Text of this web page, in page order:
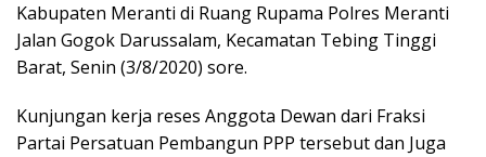
Kabupaten Meranti di Ruang Rupama Polres Meranti
Jalan Gogok Darussalam, Kecamatan Tebing Tinggi
Barat, Senin (3/8/2020) sore.
Kunjungan kerja reses Anggota Dewan dari Fraksi
Partai Persatuan Pembangun PPP tersebut dan Juga